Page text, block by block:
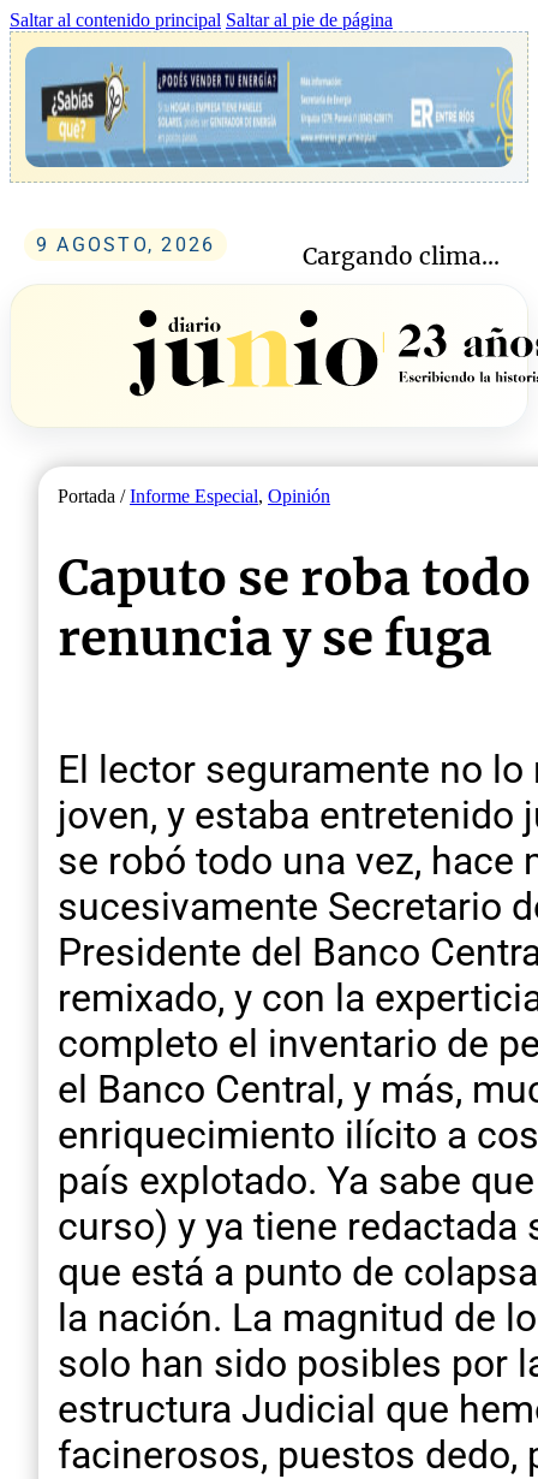
Saltar al contenido principal Saltar al pie de página
9 AGOSTO, 2026 Cargando clima...
Portada /Informe Especial, Opinión
Caputo se roba
renuncia y se fuga
El lector seguramente no
joven, y estaba entretenido
se robó todo una vez, hace
sucesivamente Secretario
Presidente del Banco
remixado, y con la
completo el inventario de
el Banco Central, y más,
enriquecimiento ilícito a
país explotado. Ya sabe
curso) y ya tiene redactada
que está a punto de
la nación. La magnitud de
solo han sido posibles por
estructura Judicial que
facinerosos, puestos dedo,